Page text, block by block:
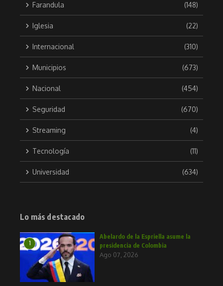
Farandula (148)
Iglesia (22)
Internacional (310)
Municipios (673)
Nacional (454)
Seguridad (670)
Streaming (4)
Tecnología (11)
Universidad (634)
Lo más destacado
1
Abelardo de la Espriella asume la
presidencia de Colombia
Ago 07, 2026